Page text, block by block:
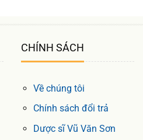
CHÍNH SÁCH
Về chúng tôi
Chính sách đổi trả
Dược sĩ Vũ Văn Sơn